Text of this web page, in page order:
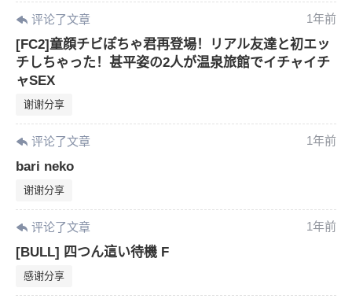
评论了文章 1年前
[FC2]童顔チビぽちゃ君再登場！リアル友達と初エッ
チしちゃった！甚平姿の2人が温泉旅館でイチャイチ
ャSEX
谢谢分享
评论了文章 1年前
bari neko
谢谢分享
评论了文章 1年前
[BULL] 四つん這い待機 F
感谢分享